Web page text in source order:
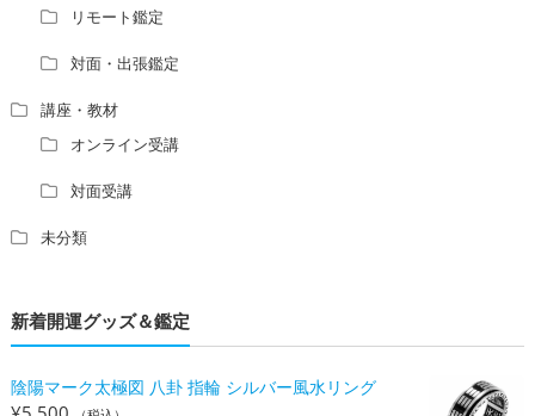
リモート鑑定
対面・出張鑑定
講座・教材
オンライン受講
対面受講
未分類
新着開運グッズ＆鑑定
陰陽マーク太極図 八卦 指輪 シルバー風水リング